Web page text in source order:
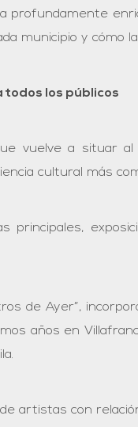
profundamente
municipio y cómo la
todos los públicos
vuelve a situar
cultural más
principales,
de Ayer”,
años en
artistas con